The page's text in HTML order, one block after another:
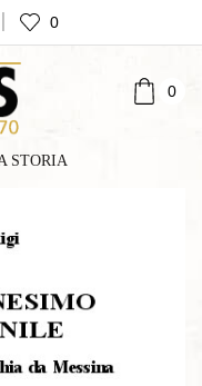
0
0
STORIA